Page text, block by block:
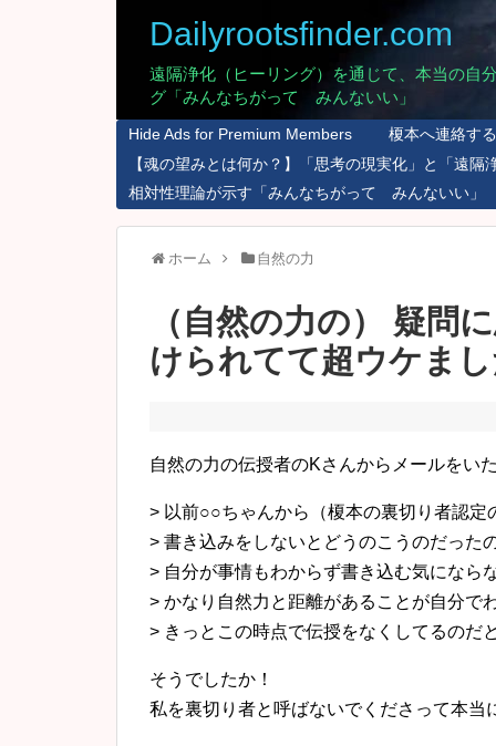
Dailyrootsfinder.com
遠隔浄化（ヒーリング）を通じて、本当の
グ「みんなちがって みんないい」
Hide Ads for Premium Members
榎本へ連絡す
【魂の望みとは何か？】「思考の現実化」と「遠隔
相対性理論が示す「みんなちがって みんないい」
ホーム 自然の力
（自然の力の） 疑問
けられてて超ウケま
自然の力の伝授者のKさんからメールをい
> 以前○○ちゃんから（榎本の裏切り者認
> 書き込みをしないとどうのこうのだった
> 自分が事情もわからず書き込む気になら
> かなり自然力と距離があることが自分で
> きっとこの時点で伝授をなくしてるのだ
そうでしたか！
私を裏切り者と呼ばないでくださって本当